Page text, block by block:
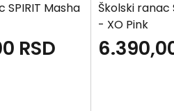
SPIRIT Masha
RSD
Školski ranac
- XO Pink